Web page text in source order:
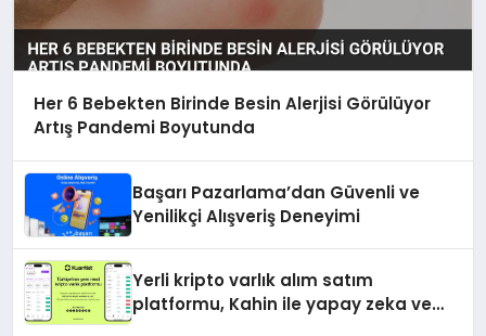
Her 6 Bebekten Birinde Besin Alerjisi Görülüyor
Artış Pandemi Boyutunda
Başarı Pazarlama’dan Güvenli ve
Yenilikçi Alışveriş Deneyimi
Yerli kripto varlık alım satım
platformu, Kahin ile yapay zeka ve